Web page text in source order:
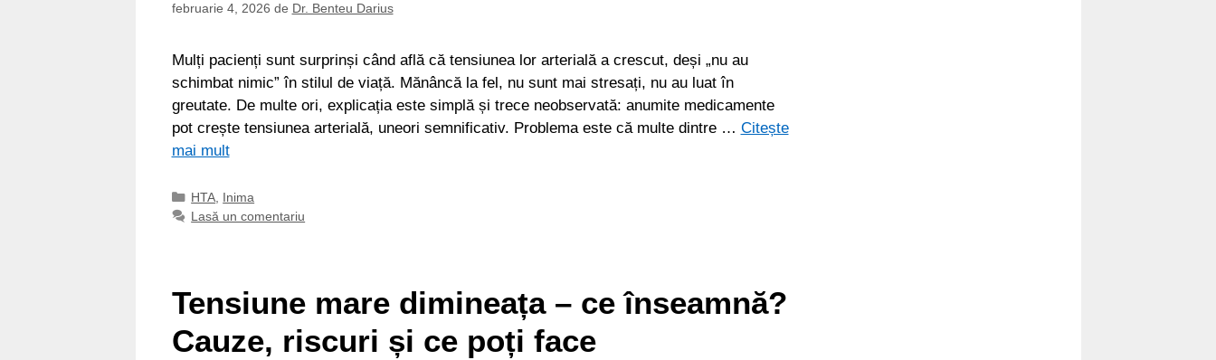
februarie 4, 2026 de Dr. Benteu Darius
Mulți pacienți sunt surprinși când află că tensiunea lor arterială a crescut, deși „nu au
schimbat nimic” în stilul de viață. Mănâncă la fel, nu sunt mai stresați, nu au luat în
greutate. De multe ori, explicația este simplă și trece neobservată: anumite medicamente
pot crește tensiunea arterială, uneori semnificativ. Problema este că multe dintre … Citește
mai mult
Categorii
HTA Inima
Lasă un comentariu
Tensiune mare dimineața – ce înseamnă?
Cauze, riscuri și ce poți face